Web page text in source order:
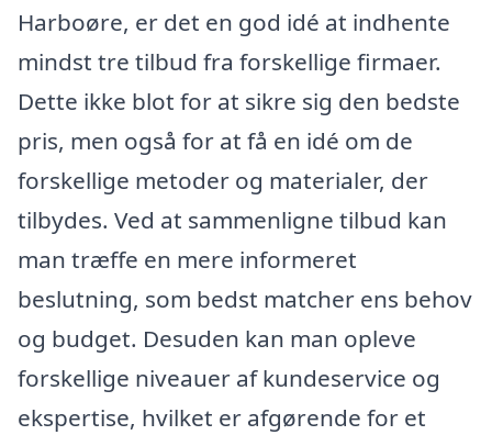
Harboøre, er det en god idé at indhente
mindst tre tilbud fra forskellige firmaer.
Dette ikke blot for at sikre sig den bedste
pris, men også for at få en idé om de
forskellige metoder og materialer, der
tilbydes. Ved at sammenligne tilbud kan
man træffe en mere informeret
beslutning, som bedst matcher ens behov
og budget. Desuden kan man opleve
forskellige niveauer af kundeservice og
ekspertise, hvilket er afgørende for et